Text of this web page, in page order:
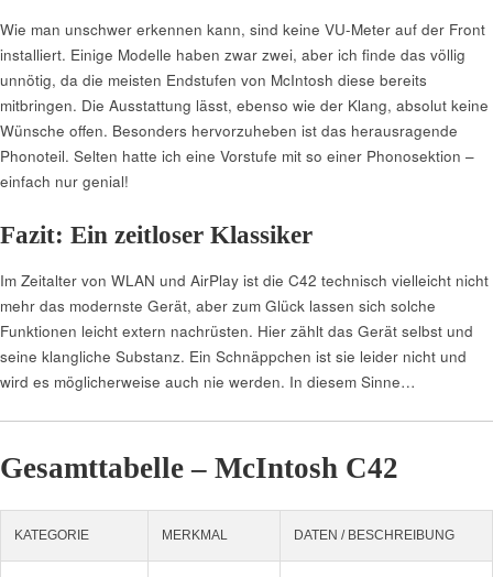
Wie man unschwer erkennen kann, sind keine VU-Meter auf der Front
installiert. Einige Modelle haben zwar zwei, aber ich finde das völlig
unnötig, da die meisten Endstufen von McIntosh diese bereits
mitbringen. Die Ausstattung lässt, ebenso wie der Klang, absolut keine
Wünsche offen. Besonders hervorzuheben ist das herausragende
Phonoteil. Selten hatte ich eine Vorstufe mit so einer Phonosektion –
einfach nur genial!
Fazit: Ein zeitloser Klassiker
Im Zeitalter von WLAN und AirPlay ist die C42 technisch vielleicht nicht
mehr das modernste Gerät, aber zum Glück lassen sich solche
Funktionen leicht extern nachrüsten. Hier zählt das Gerät selbst und
seine klangliche Substanz. Ein Schnäppchen ist sie leider nicht und
wird es möglicherweise auch nie werden. In diesem Sinne…
Gesamttabelle – McIntosh C42
KATEGORIE MERKMAL DATEN / BESCHREIBUNG